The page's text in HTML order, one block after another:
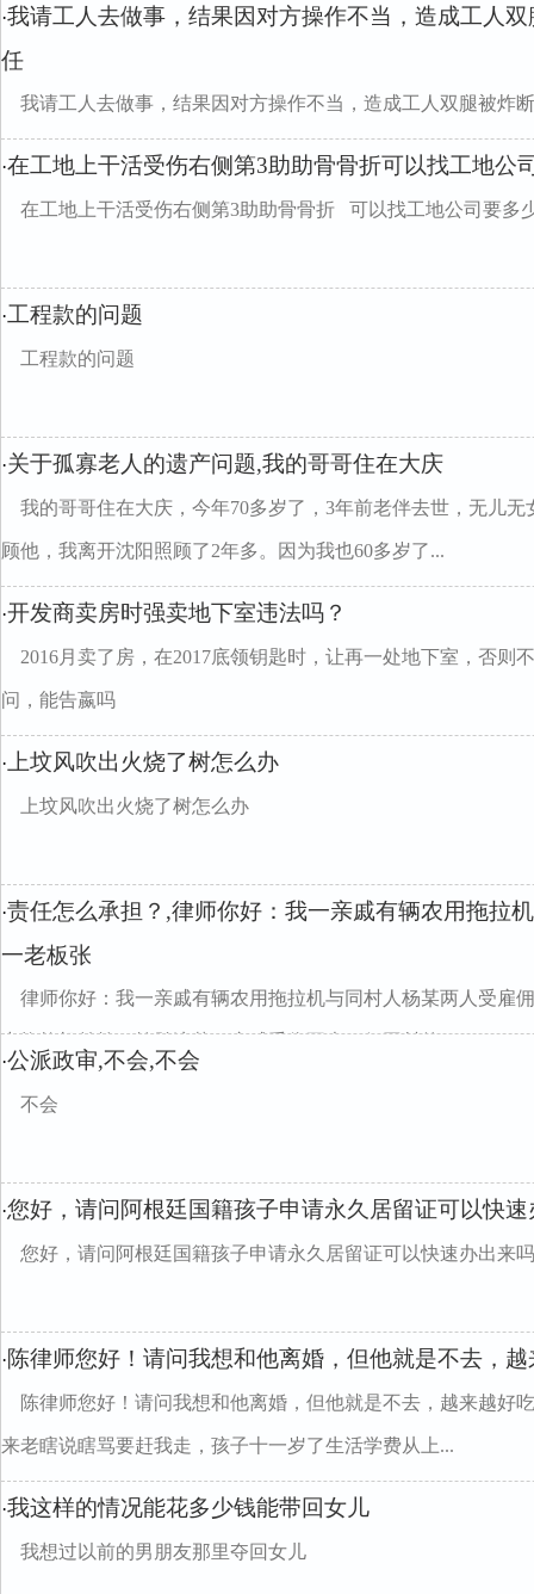
·我请工人去做事，结果因对方操作不当，造成工人
任
我请工人去做事，结果因对方操作不当，造成工人双腿被炸
·在工地上干活受伤右侧第3助助骨骨折可以找工地公
在工地上干活受伤右侧第3助助骨骨折 可以找工地公司要多
·工程款的问题
工程款的问题
·关于孤寡老人的遗产问题,我的哥哥住在大庆
我的哥哥住在大庆，今年70多岁了，3年前老伴去世，无儿
顾他，我离开沈阳照顾了2年多。因为我也60多岁了...
·开发商卖房时强卖地下室违法吗？
2016月卖了房，在2017底领钥匙时，让再一处地下室，否则
问，能告嬴吗
· 上坟风吹出火烧了树怎么办
上坟风吹出火烧了树怎么办
·责任怎么承担？,律师你好：我一亲戚有辆农用拖拉
一老板张
律师你好：我一亲戚有辆农用拖拉机与同村人杨某两人受雇
中拖拉机前轮一轮胎滚落，亲戚受伤不大，但同村的...
·公派政审,不会,不会
不会
·您好，请问阿根廷国籍孩子申请永久居留证可以快
您好，请问阿根廷国籍孩子申请永久居留证可以快速办出来
·陈律师您好！请问我想和他离婚，但他就是不去，
陈律师您好！请问我想和他离婚，但他就是不去，越来越好
来老瞎说瞎骂要赶我走，孩子十一岁了生活学费从上...
·我这样的情况能花多少钱能带回女儿
我想过以前的男朋友那里夺回女儿